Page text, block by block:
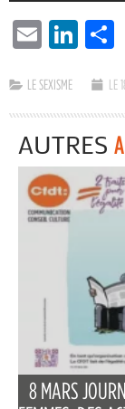
EMAIL
LE SEXISME LE
AUTRES
8 MARS